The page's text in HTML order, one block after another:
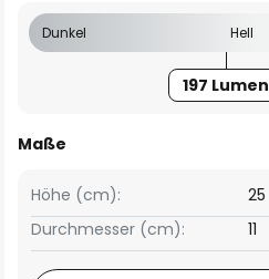
Dunkel Hell
197 Lumen
Maße
Höhe (cm):
25
Durchmesser (cm):
11